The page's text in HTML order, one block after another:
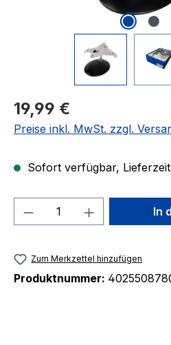
Regulärer Preis:
19,99 €
Preise inkl. MwSt. zzgl.
Sofort verfügbar,
Produkt Anzahl: In
Zum Merkzettel hinzufügen
Produktnummer: